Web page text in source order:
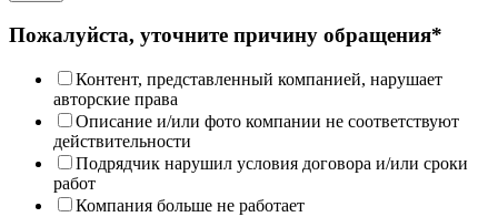
Пожалуйста, уточните причину обращения*
Контент, представленный компанией, нарушает
авторские права
Описание и/или фото компании не соответствуют
действительности
Подрядчик нарушил условия договора и/или сроки
работ
Компания больше не работает